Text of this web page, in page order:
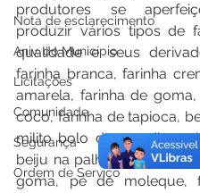
Nota de esclarecimento
Aniv. do Município
Licitações
Comunidade
Segurança
Ordem de Serviço
produtores se
produzir vários tipos de
qualidade e seus
farinha branca, farinha
amarela, farinha de
coco, farinha de tapioca,
milito bolo de mandioca,
beiju na palha da banana,
goma, pé de moleque,